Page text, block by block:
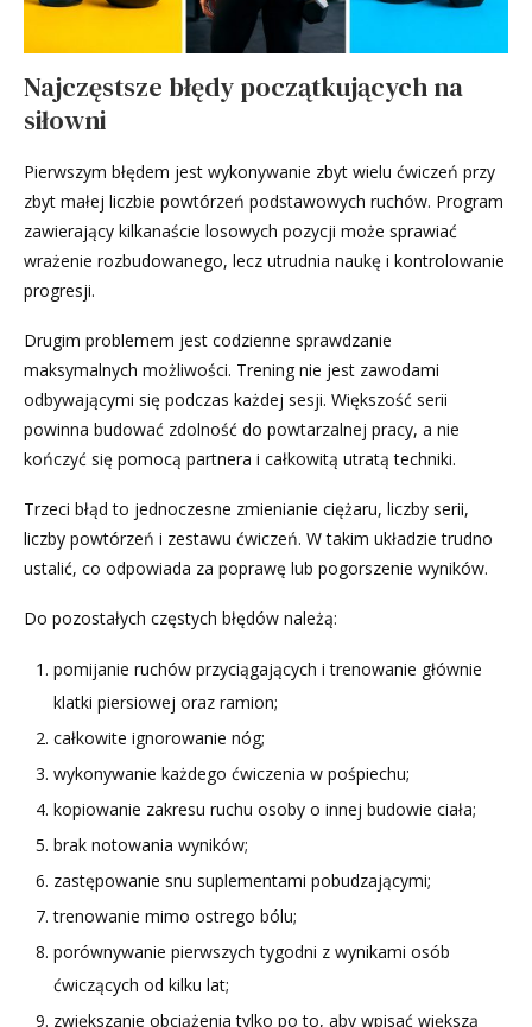
Najczęstsze błędy początkujących na
siłowni
Pierwszym błędem jest wykonywanie zbyt wielu ćwiczeń przy
zbyt małej liczbie powtórzeń podstawowych ruchów. Program
zawierający kilkanaście losowych pozycji może sprawiać
wrażenie rozbudowanego, lecz utrudnia naukę i kontrolowanie
progresji.
Drugim problemem jest codzienne sprawdzanie
maksymalnych możliwości. Trening nie jest zawodami
odbywającymi się podczas każdej sesji. Większość serii
powinna budować zdolność do powtarzalnej pracy, a nie
kończyć się pomocą partnera i całkowitą utratą techniki.
Trzeci błąd to jednoczesne zmienianie ciężaru, liczby serii,
liczby powtórzeń i zestawu ćwiczeń. W takim układzie trudno
ustalić, co odpowiada za poprawę lub pogorszenie wyników.
Do pozostałych częstych błędów należą:
pomijanie ruchów przyciągających i trenowanie głównie
klatki piersiowej oraz ramion;
całkowite ignorowanie nóg;
wykonywanie każdego ćwiczenia w pośpiechu;
kopiowanie zakresu ruchu osoby o innej budowie ciała;
brak notowania wyników;
zastępowanie snu suplementami pobudzającymi;
trenowanie mimo ostrego bólu;
porównywanie pierwszych tygodni z wynikami osób
ćwiczących od kilku lat;
zwiększanie obciążenia tylko po to, aby wpisać większą